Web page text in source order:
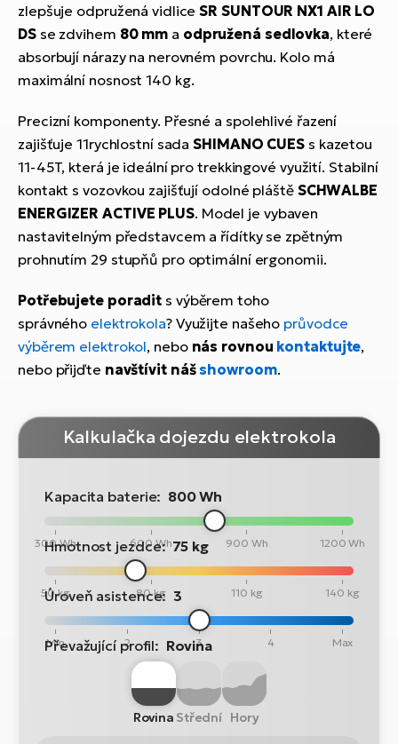
zlepšuje odpružená vidliceSR SUNTOUR NX1 AIR LO
DSse zdvihem 80 mm a odpružená sedlovka, které
absorbují nárazy na nerovném povrchu. Kolo má
maximální nosnost 140 kg.
Precizní komponenty. Přesné a spolehlivé řazení
zajišťuje 11rychlostní sadaSHIMANO CUES s kazetou
11-45T, která je ideální pro trekkingové využití. Stabilní
kontakt s vozovkou zajišťují odolné pláště SCHWALBE
ENERGIZER ACTIVE PLUS. Model je vybaven
nastavitelným představcem a řídítky se zpětným
prohnutím 29 stupňů pro optimální ergonomii.
Potřebujete poradit s výběrem toho
správného elektrokola? Využijte našeho průvodce
výběrem elektrokol, nebo nás rovnou kontaktujte,
nebo přijďte navštívit nášshowroom.
Kalkulačka dojezdu elektrokola
Kapacita baterie: 800 Wh
300 Wh 600 Wh 900 Wh 1200 Wh
Hmotnost jezdce: 75 kg
50 kg 80 kg 110 kg 140 kg
Úroveň asistence: 3
Min 2 3 4 Max
Převažující profil: Rovina
Rovina Střední Hory